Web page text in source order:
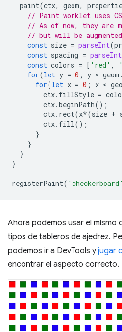
paint(ctx, geom,
// Paint worklet uses
// As of now, they are
// but will be
const size = parseInt(
const spacing = parseInt
const colors = [ 'red' ,
for(let y = 0 ; y < geom .
for(let x = 0 ; x <
ctx. fillStyle =
ctx.beginPath();
ctx. rect(x*(size +
ctx. fill();
}
}
}
}
registerPaint( 'checkerboard'
Ahora podemos usar el mismo
tipos de tableros de ajedrez.
podemos ir a DevTools y jugar
encontrar el aspecto correcto.